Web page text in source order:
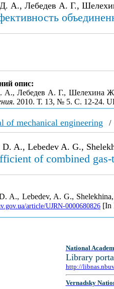
Д. А., Лебедев А. Г.,
опис:
А., Лебедев А. Г., Шелехина
. 2010. Т. 13, № 5. С. 12-24.
of mechanical engineering
D. A., Lebedev A. G.,
of combined
A., Lebedev, A. G.,
article/UJRN-0000680826[In
National
Library
http://
Vernadsky